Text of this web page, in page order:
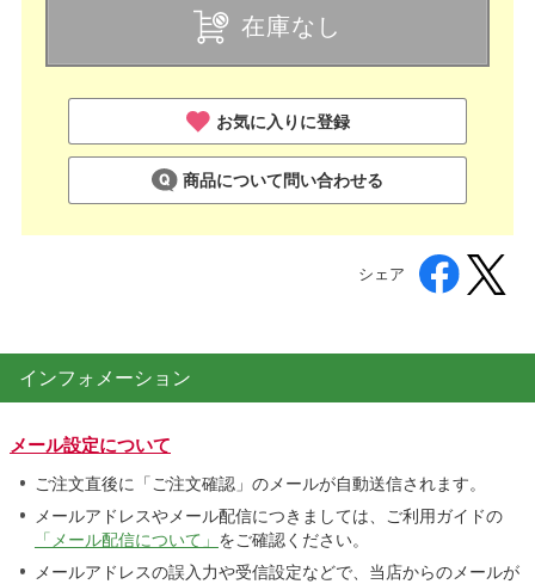
在庫なし
お気に入りに登録
商品について問い合わせる
シェア
インフォメーション
メール設定について
ご注文直後に「ご注文確認」のメールが自動送信されます。
メールアドレスやメール配信につきましては、ご利用ガイドの
「メール配信について」 をご確認ください。
メールアドレスの誤入力や受信設定などで、当店からのメールが